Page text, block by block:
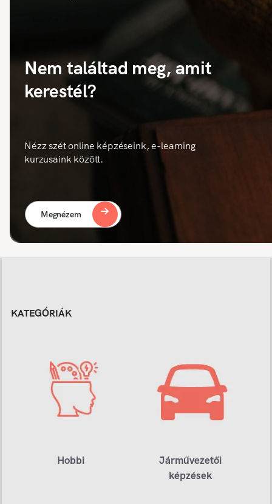
Nem találtad meg, amit
kerestél?
Nézz szét online képzéseink, e-learning
kurzusaink között.
Megnézem
KATEGÓRIÁK
Hobbi
Járművezetői
képzések